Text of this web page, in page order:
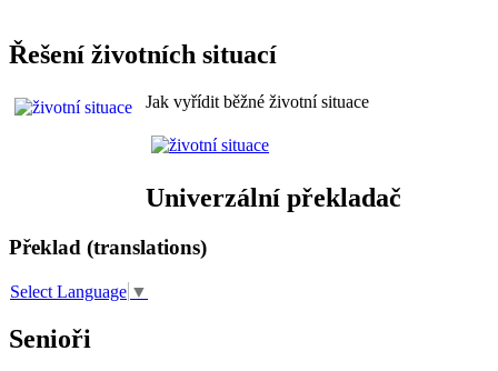
Řešení životních situací
Jak vyřídit běžné životní situace
Univerzální překladač
Překlad (translations)
Select Language ▼
Senioři